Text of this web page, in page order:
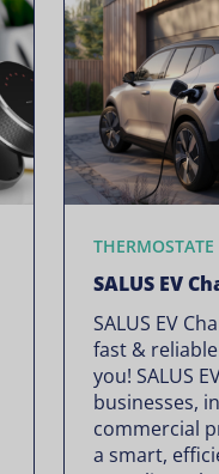
THERMOSTATE
SALUS EV
SALUS EV
fast &
you! SALUS
businesses,
commercial
a smart,